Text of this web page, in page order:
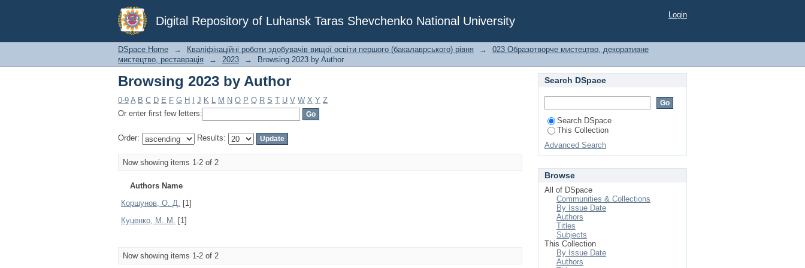
Digital Repository of Luhansk Taras Shevchenko National University
Browsing 2023 by Author Login
DSpace Home → Кваліфікаційні роботи здобувачів вищої освіти першого (бакалаврського) рівня →
023 Образотворче мистецтво, декоративне
мистецтво, реставрація
→ 2023 → Browsing 2023 by Author
Browsing 2023 by Author
0-9 A B C D E F G H J K L M N O P Q R S T U V W X Y Z
Or enter first few letters:
Order: Results:
Now showing items 1-2 of 2
Authors Name
Коршунов, О. Д. [1]
Куценко, М. М. [1]
Now showing items 1-2 of 2
Search DSpace
Search DSpace
This Collection
Advanced Search
Browse
All of DSpace
Communities & Collections
By Issue Date
Authors
Titles
Subjects
This Collection
By Issue Date
Authors